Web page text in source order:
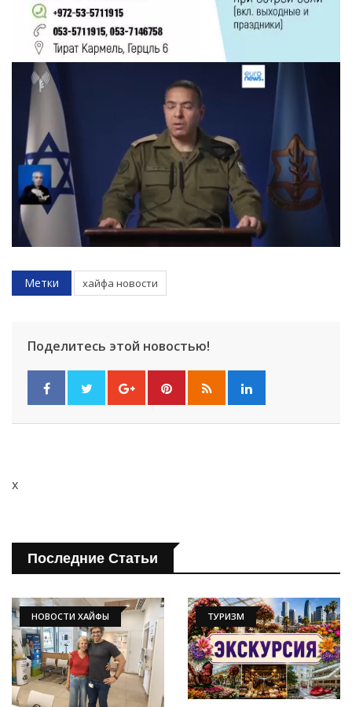
Метки хайфа новости
Поделитесь этой новостью!
x
Последние Статьи
НОВОСТИ ХАЙФЫ ТУРИЗМ